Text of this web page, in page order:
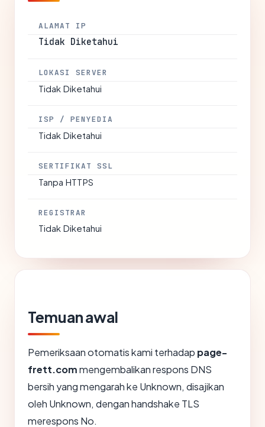
ALAMAT IP
Tidak Diketahui
LOKASI SERVER
Tidak Diketahui
ISP / PENYEDIA
Tidak Diketahui
SERTIFIKAT SSL
Tanpa HTTPS
REGISTRAR
Tidak Diketahui
Temuan awal
Pemeriksaan otomatis kami terhadap page-
frett.commengembalikan respons DNS
bersih yang mengarah ke Unknown, disajikan
oleh Unknown, dengan handshake TLS
merespons No.